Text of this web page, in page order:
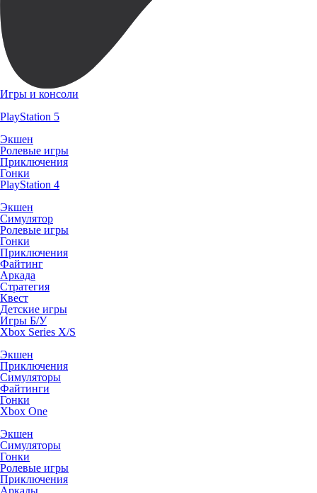
Игры и консоли
PlayStation 5
Экшен
Ролевые игры
Приключения
Гонки
PlayStation 4
Экшен
Симулятор
Ролевые игры
Гонки
Приключения
Файтинг
Аркада
Стратегия
Квест
Детские игры
Игры Б/У
Xbox Series X/S
Экшен
Приключения
Симуляторы
Файтинги
Гонки
Xbox One
Экшен
Симуляторы
Гонки
Ролевые игры
Приключения
Аркады